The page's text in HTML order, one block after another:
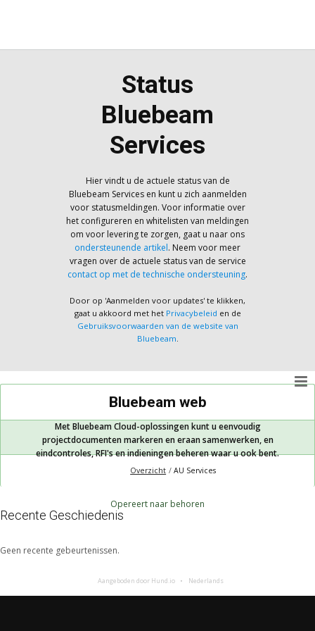
Status
Bluebeam
Services
Hier vindt u de actuele status van de
Bluebeam Services en kunt u zich aanmelden
voor statusmeldingen. Voor informatie over
het configureren en whitelisten van meldingen
om voor levering te zorgen, gaat u naar ons
ondersteunende artikel. Neem voor meer
vragen over de actuele status van de service
contact op met de technische ondersteuning.
Door op 'Aanmelden voor updates' te klikken,
gaat u akkoord met het Privacybeleid en de
Gebruiksvoorwaarden van de website van
Bluebeam
Bluebeam web
Met Bluebeam Cloud-oplossingen kunt u eenvoudig
projectdocumenten markeren en eraan samenwerken, en
eindcontroles, RFI's en indieningen beheren waar u ook bent.
Overzicht AU Services
Opereert naar behoren
Recente Geschiedenis
Geen recente gebeurtenissen.
Aangeboden door Hund.io Nederlands